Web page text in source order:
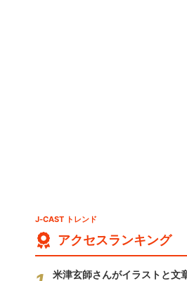
J-CAST トレンド
アクセスランキング
米津玄師さんがイラストと文